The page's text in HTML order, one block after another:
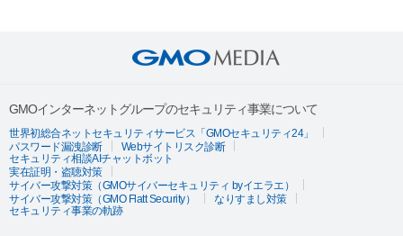
GMOインターネットグループのセキュリティ事業について
世界初総合ネットセキュリティサービス「GMOセキュリティ24」
パスワード漏洩診断
Webサイトリスク診断
セキュリティ相談AIチャットボット
実在証明・盗聴対策
サイバー攻撃対策（GMOサイバーセキュリティ byイエラエ）
サイバー攻撃対策（GMO Flatt Security）
なりすまし対策
セキュリティ事業の軌跡